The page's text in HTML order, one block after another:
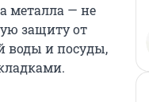
металла — не
защиту от
воды и посуды,